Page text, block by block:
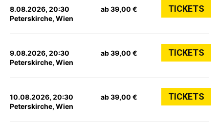
8.08.2026, 20:30
Peterskirche, Wien
ab 39,00 € TICKETS
9.08.2026, 20:30
Peterskirche, Wien
ab 39,00 € TICKETS
10.08.2026, 20:30
Peterskirche, Wien
ab 39,00 € TICKETS